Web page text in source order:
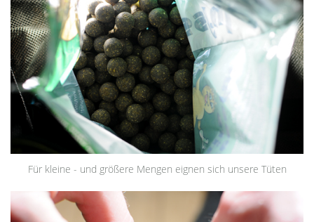
Für kleine - und größere Mengen eignen sich unsere Tüten